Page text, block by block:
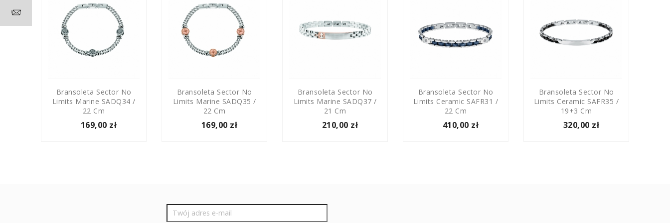
Bransoleta Sector No
Limits Marine SADQ34 /
22 Cm
169,00 zł
Bransoleta Sector No
Limits Marine SADQ35 /
22 Cm
169,00 zł
Bransoleta Sector No
Limits Marine SADQ37 /
21 Cm
210,00 zł
Bransoleta Sector No
Limits Ceramic SAFR31 /
22 Cm
410,00 zł
Bransoleta Sector No
Limits Ceramic SAFR35 /
19+3 Cm
320,00 zł